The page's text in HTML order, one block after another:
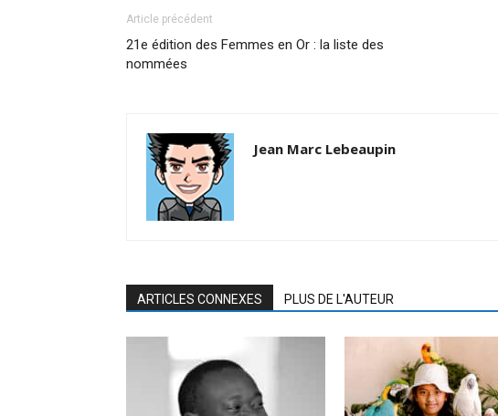
Article précédent
21e édition des Femmes en Or : la liste des
nommées
Jean Marc Lebeaupin
ARTICLES CONNEXES PLUS DE L'AUTEUR